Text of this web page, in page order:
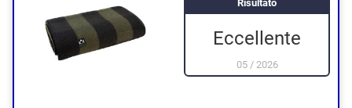
Risultato
Eccellente
05/ 2026